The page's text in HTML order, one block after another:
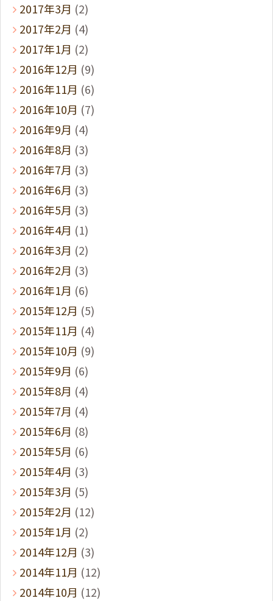
2017年3月 (2)
2017年2月 (4)
2017年1月 (2)
2016年12月 (9)
2016年11月 (6)
2016年10月 (7)
2016年9月 (4)
2016年8月 (3)
2016年7月 (3)
2016年6月 (3)
2016年5月 (3)
2016年4月 (1)
2016年3月 (2)
2016年2月 (3)
2016年1月 (6)
2015年12月 (5)
2015年11月 (4)
2015年10月 (9)
2015年9月 (6)
2015年8月 (4)
2015年7月 (4)
2015年6月 (8)
2015年5月 (6)
2015年4月 (3)
2015年3月 (5)
2015年2月 (12)
2015年1月 (2)
2014年12月 (3)
2014年11月 (12)
2014年10月 (12)